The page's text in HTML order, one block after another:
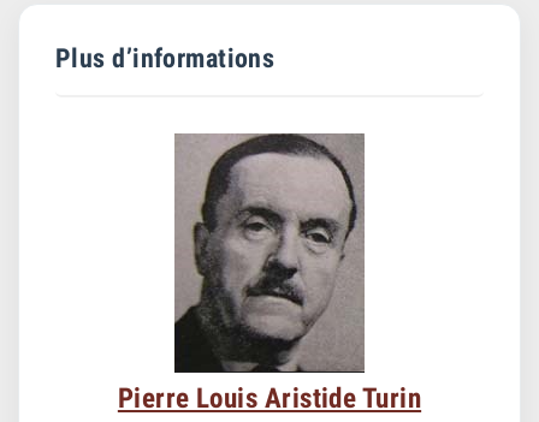
Plus d’informations
Pierre Louis Aristide Turin